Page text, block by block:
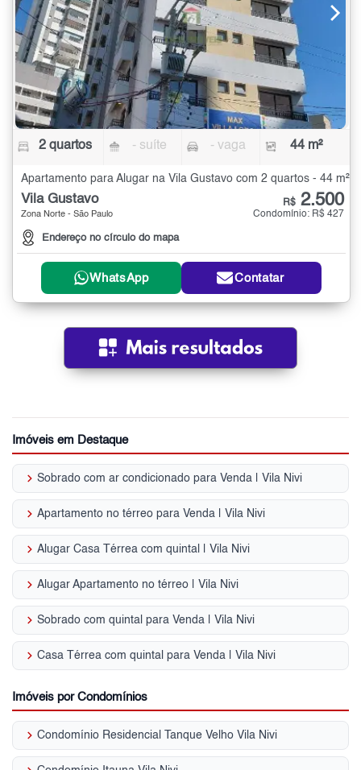
2 quartos - suíte - vaga 44 m²
Apartamento para Alugar na Vila Gustavo com 2 quartos - 44 m²
Vila Gustavo
Zona Norte - São Paulo
Endereço no círculo do mapa
R$ 2.500
Condomínio: R$ 427
WhatsApp Contatar
Imóveis em Destaque
keyboard_arrow_right Sobrado com ar condicionado para Venda | Vila Nivi
keyboard_arrow_right Apartamento no térreo para Venda | Vila Nivi
keyboard_arrow_right Alugar Casa Térrea com quintal | Vila Nivi
keyboard_arrow_right Alugar Apartamento no térreo | Vila Nivi
keyboard_arrow_right Sobrado com quintal para Venda | Vila Nivi
keyboard_arrow_right Casa Térrea com quintal para Venda | Vila Nivi
Imóveis por Condomínios
keyboard_arrow_right Condomínio Residencial Tanque Velho Vila Nivi